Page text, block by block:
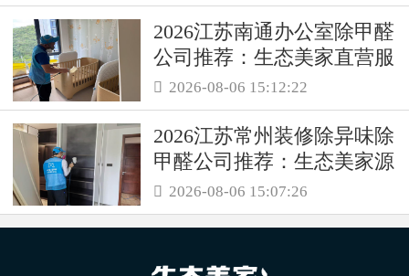
2026江苏南通办公室除甲醛
公司推荐：生态美家直营服
务保障职场空气品质
 2026-08-06 15:12:22
2026江苏常州装修除异味除
甲醛公司推荐：生态美家源
头消解复合装修污染
 2026-08-06 15:07:26